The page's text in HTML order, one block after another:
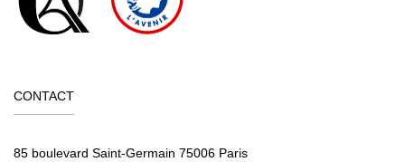
CONTACT
85 boulevard Saint-Germain 75006 Paris